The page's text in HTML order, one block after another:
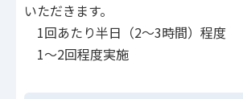
いただきます。
1回あたり半日（2～3時間）程度
1～2回程度実施